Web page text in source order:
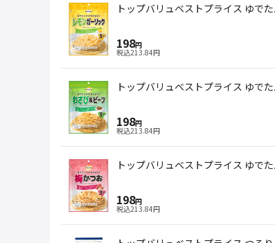
トップバリュベストプライス ゆで
198円
税込213.84円
トップバリュベストプライス ゆで
198円
税込213.84円
トップバリュベストプライス ゆで
198円
税込213.84円